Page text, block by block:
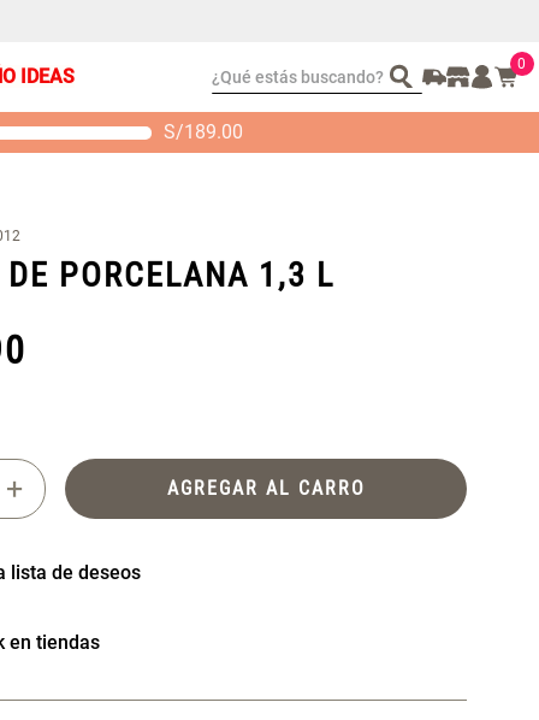
IDEAS ¿Qué estás buscando? 0
S/189.00
PORCELANA 1,3 L
+ AGREGAR AL CARRO
en tiendas
2 Almohadas
Set Sábanas Algodón